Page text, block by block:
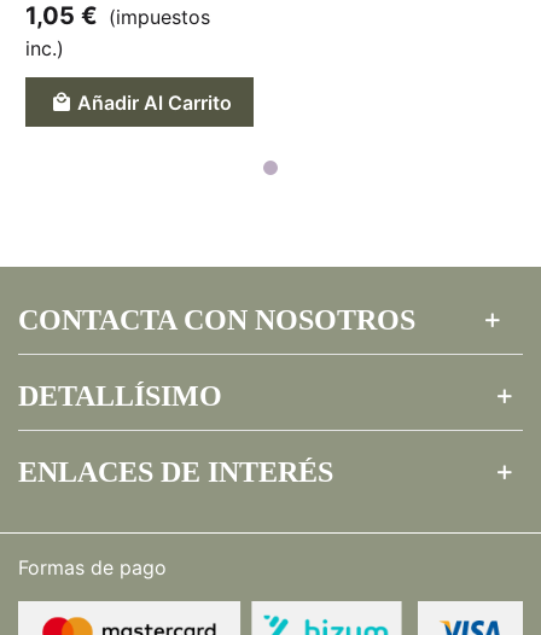
1,05 € (impuestos
inc.)
Añadir Al Carrito
CONTACTA CON NOSOTROS
DETALLÍSIMO
ENLACES DE INTERÉS
Formas de pago